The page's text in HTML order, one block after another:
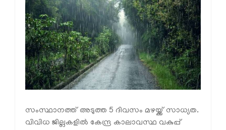
സംസ്ഥാനത്ത് അടുത്ത 5 ദിവസം മഴയ്ക്ക് സാധ്യത.
വിവിധ ജില്ലകളിൽ കേന്ദ്ര കാലാവസ്ഥ വകുപ്പ്